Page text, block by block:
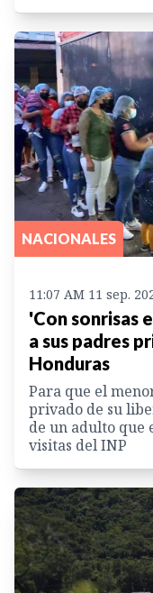
NACIONALES
11:07 AM 11 sep.
'Con sonrisas
a sus padres
Honduras
Para que el
privado de su
de un adulto que
visitas del INP